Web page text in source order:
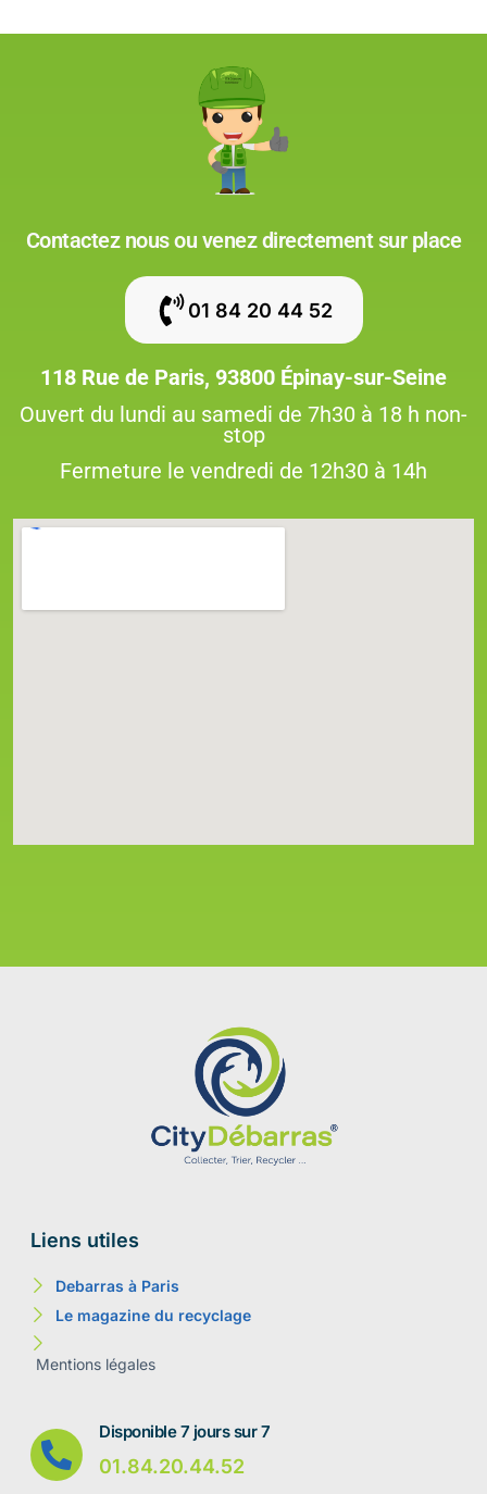
Contactez nous ou venez directement sur place
01 84 20 44 52
118 Rue de Paris, 93800 Épinay-sur-Seine
Ouvert du lundi au samedi de 7h30 à 18 h non-
stop
Fermeture le vendredi de 12h30 à 14h
Liens utiles
Debarras à Paris
Le magazine du recyclage
Mentions légales
Disponible 7 jours sur 7
01.84.20.44.52